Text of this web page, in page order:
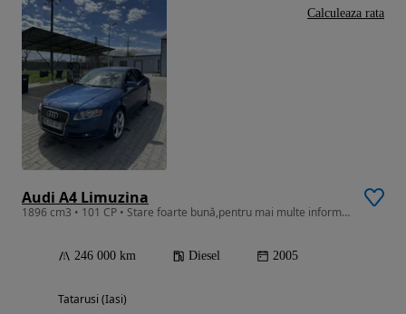
Audi A4 Limuzina
1896 cm3 • 101 CP • Stare foarte bună,pentru mai multe informații contactați mă
246 000 km Diesel 2005
Tatarusi (Iasi)
Calculeaza rata